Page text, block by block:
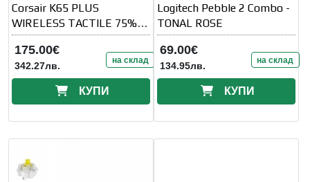
Corsair K65 PLUS
WIRELESS TACTILE 75%
RGB Mechanical Gaming
Keyboard
175.00€
342.27лв. на склад
КУПИ
Logitech Pebble 2 Combo -
TONAL ROSE
69.00€
134.95лв. на склад
КУПИ